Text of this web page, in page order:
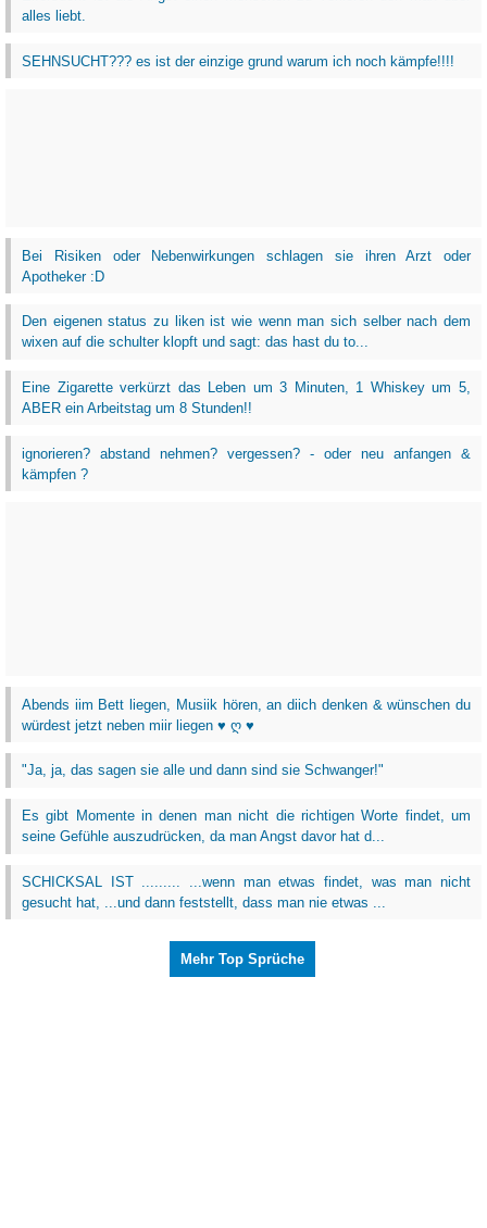
alles liebt.
SEHNSUCHT??? es ist der einzige grund warum ich noch kämpfe!!!!
Bei Risiken oder Nebenwirkungen schlagen sie ihren Arzt oder
Apotheker :D
Den eigenen status zu liken ist wie wenn man sich selber nach dem
wixen auf die schulter klopft und sagt: das hast du to...
Eine Zigarette verkürzt das Leben um 3 Minuten, 1 Whiskey um 5,
ABER ein Arbeitstag um 8 Stunden!!
ignorieren? abstand nehmen? vergessen? - oder neu anfangen &
kämpfen ?
Abends iim Bett liegen, Musiik hören, an diich denken & wünschen du
würdest jetzt neben miir liegen ♥ ღ ♥
"Ja, ja, das sagen sie alle und dann sind sie Schwanger!"
Es gibt Momente in denen man nicht die richtigen Worte findet, um
seine Gefühle auszudrücken, da man Angst davor hat d...
SCHICKSAL IST ......... ...wenn man etwas findet, was man nicht
gesucht hat, ...und dann feststellt, dass man nie etwas ...
Mehr Top Sprüche